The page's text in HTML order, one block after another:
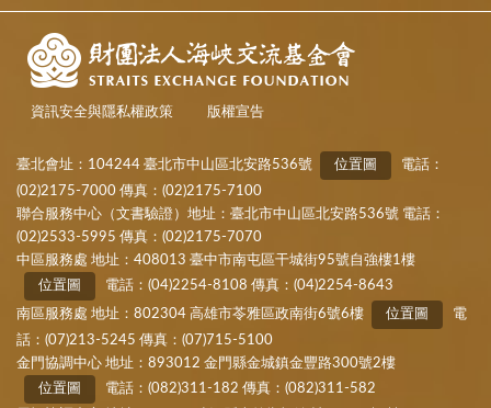
資訊安全與隱私權政策 版權宣告
臺北會址：104244 臺北市中山區北安路536號 位置圖
電話：
(02)2175-7000 傳真：(02)2175-7100
聯合服務中心（文書驗證）地址：臺北市中山區北安路536號 電話：
(02)2533-5995 傳真：(02)2175-7070
中區服務處 地址：408013 臺中市南屯區干城街95號自強樓1樓
位置圖
電話：(04)2254-8108 傳真：(04)2254-8643
南區服務處 地址：802304 高雄市苓雅區政南街6號6樓
位置圖
電
話：(07)213-5245 傳真：(07)715-5100
金門協調中心 地址：893012 金門縣金城鎮金豐路300號2樓
位置圖
電話：(082)311-182 傳真：(082)311-582